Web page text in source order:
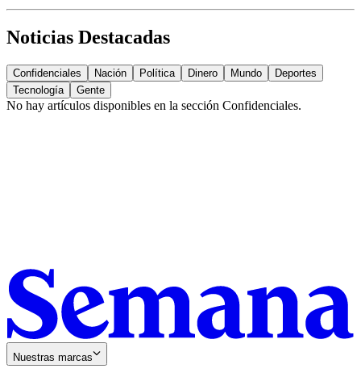
Noticias Destacadas
Confidenciales Nación Política Dinero Mundo
Deportes
Tecnología
Gente
No hay artículos disponibles en la sección Confidenciales.
Nuestras marcas